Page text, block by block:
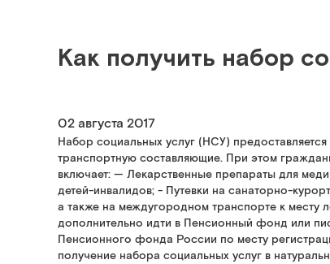
Как получить набор
02 августа 2017
Набор социальных услуг (НСУ)
транспортную составляющие. При этом
включает: — Лекарственные препараты для
детей-инвалидов; - Путевки на санаторно-
а также на междугородном транспорте к месту
дополнительно идти в Пенсионный фонд или
Пенсионного фонда России по месту
получение набора социальных услуг в